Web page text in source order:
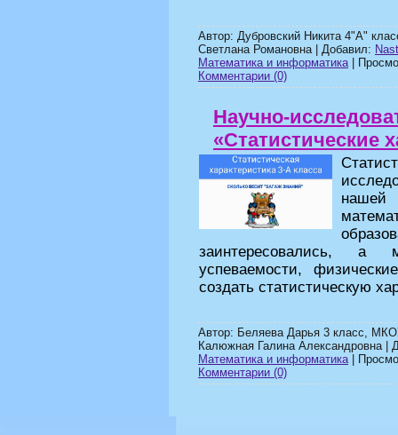
Автор: Дубровский Никита 4"А"
Светлана Романовна | Добавил:
Математика и информатика|
Комментарии (0)
Научно-
«Статистические
нашей
заинтересовались, а
успеваемости,
создать статистическую
Автор: Беляева Дарья 3 класс,
Калюжная Галина Александровна |
Математика и информатика|
Комментарии (0)